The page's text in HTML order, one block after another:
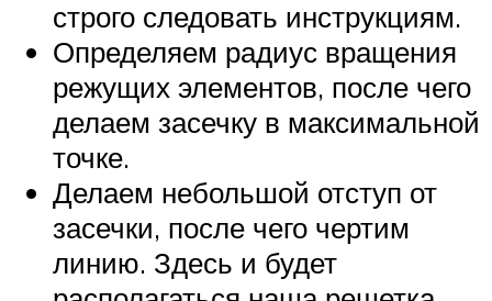
строго следовать инструкциям.
Определяем радиус вращения
режущих элементов, после чего
делаем засечку в максимальной
точке.
Делаем небольшой отступ от
засечки, после чего чертим
линию. Здесь и будет